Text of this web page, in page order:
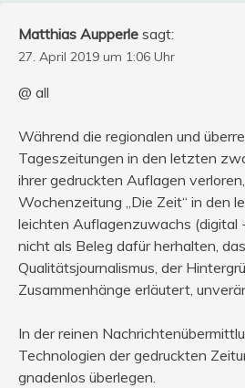
Matthias Aupperle sagt:
27. April 2019 um 1:06 Uhr
@ all
Während die regionalen und
Tageszeitungen in den letzten
ihrer gedruckten Auflagen
Wochenzeitung „Die Zeit“ in den
leichten Auflagenzuwachs (digital
nicht als Beleg dafür herhalten,
Qualitätsjournalismus, der
Zusammenhänge erläutert,
In der reinen
Technologien der gedruckten
gnadenlos überlegen.